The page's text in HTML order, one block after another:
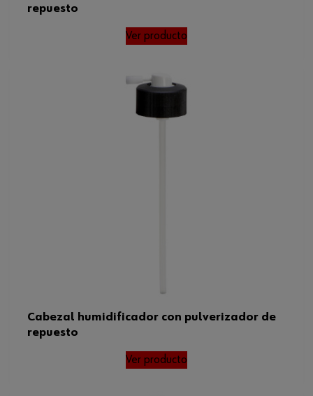
repuesto
Ver producto
Cabezal humidificador con pulverizador de
repuesto
Ver producto